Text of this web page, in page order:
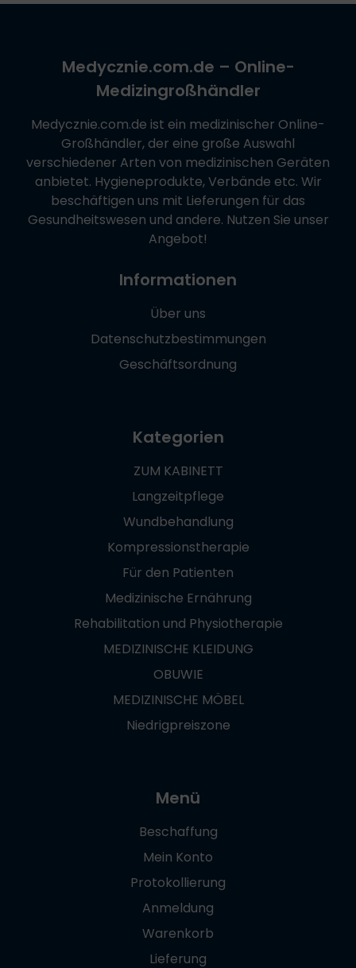
Medycznie.com.de – Online-
Medizingroßhändler
Medycznie.com.de ist ein medizinischer Online-
Großhändler, der eine große Auswahl
verschiedener Arten von medizinischen Geräten
anbietet. Hygieneprodukte, Verbände etc. Wir
beschäftigen uns mit Lieferungen für das
Gesundheitswesen und andere. Nutzen Sie unser
Angebot!
Informationen
Über uns
Datenschutzbestimmungen
Geschäftsordnung
Kategorien
ZUM KABINETT
Langzeitpflege
Wundbehandlung
Kompressionstherapie
Für den Patienten
Medizinische Ernährung
Rehabilitation und Physiotherapie
MEDIZINISCHE KLEIDUNG
OBUWIE
MEDIZINISCHE MÖBEL
Niedrigpreiszone
Menü
Beschaffung
Mein Konto
Protokollierung
Anmeldung
Warenkorb
Lieferung